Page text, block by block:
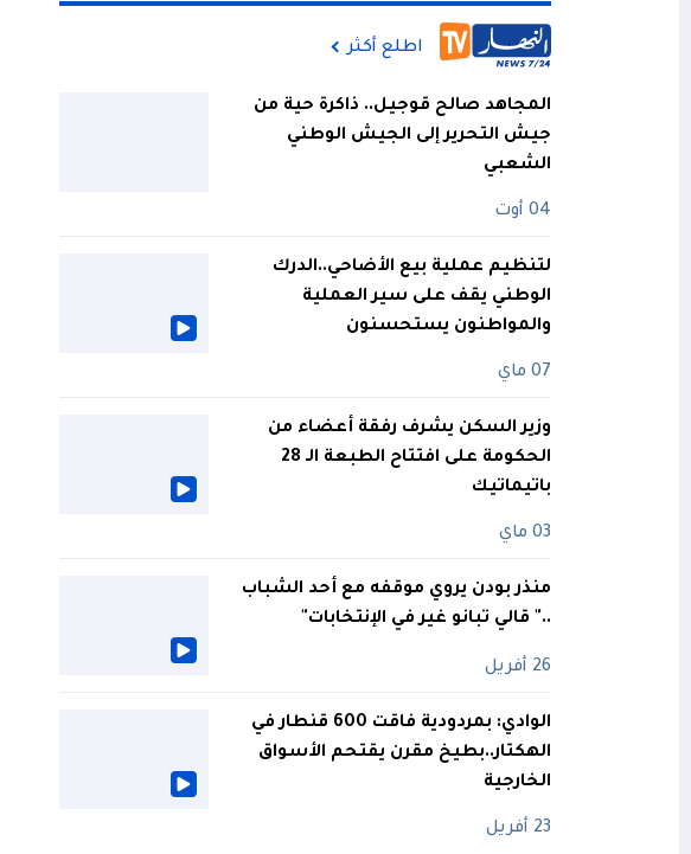
اطلع أكثر
المجاهد صالح قوجيل.. ذاكرة حية من
جيش التحرير إلى الجيش الوطني
الشعبي
04 أوت
لتنظيم عملية بيع الأضاحي..الدرك
الوطني يقف على سير العملية
والمواطنون يستحسنون
07 ماي
وزير السكن يشرف رفقة أعضاء من
الحكومة على افتتاح الطبعة الـ 28
باتيماتيك
03 ماي
منذر بودن يروي موقفه مع أحد الشباب
.." قالي تبانو غير في الإنتخابات"
26 أفريل
الوادي: بمردودية فاقت 600 قنطار في
الهكتار..بطيخ مقرن يقتحم الأسواق
الخارجية
23 أفريل